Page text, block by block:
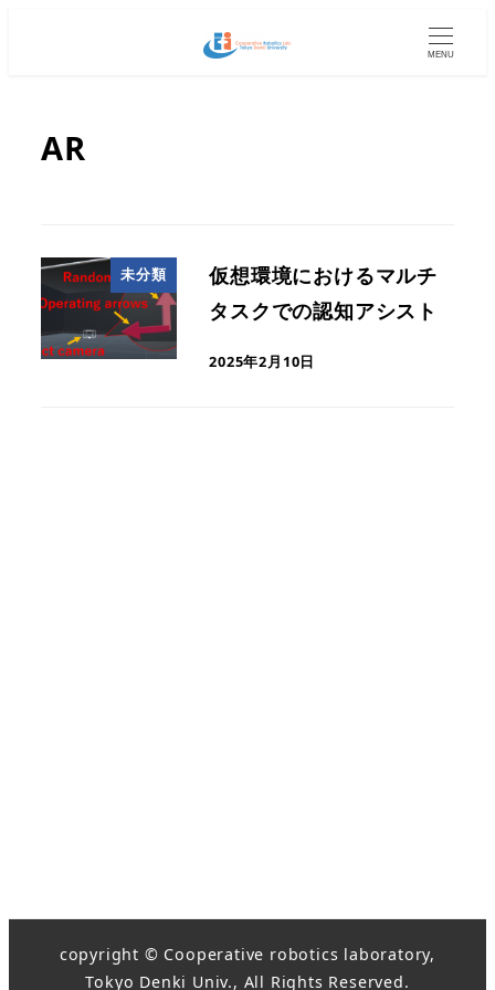
MENU
AR
未分類
仮想環境におけるマルチ
タスクでの認知アシスト
2025年2月10日
copyright © Cooperative robotics laboratory,
Tokyo Denki Univ., All Rights Reserved.